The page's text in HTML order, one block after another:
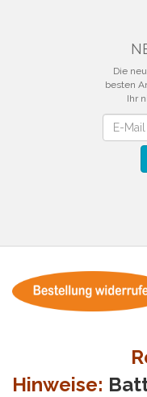
Die
besten
Ihr
Hinweise: